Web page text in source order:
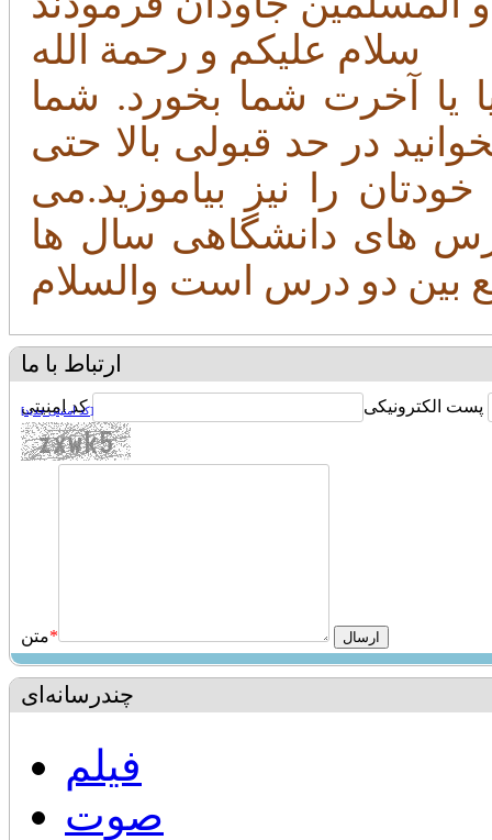
سلام علیکم و رحمة الله
یا آخرت شما بخورد. شما
در حد قبولی بالا حتی
را نیز بیاموزید.می
های دانشگاهی سال ها
ارتباط با ما
پست الکترونیکی کد امنیتی[کد امنیتی جدید]
متن*
چندرسانه‌ای
فیلم
صوت